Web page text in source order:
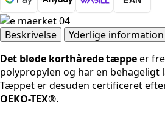
antal
Beskrivelse
Yderlige information
Det bløde korthårede tæppeer
polypropylen og har en behageligt
Tæppet er desuden certificeret
OEKO-TEX®.